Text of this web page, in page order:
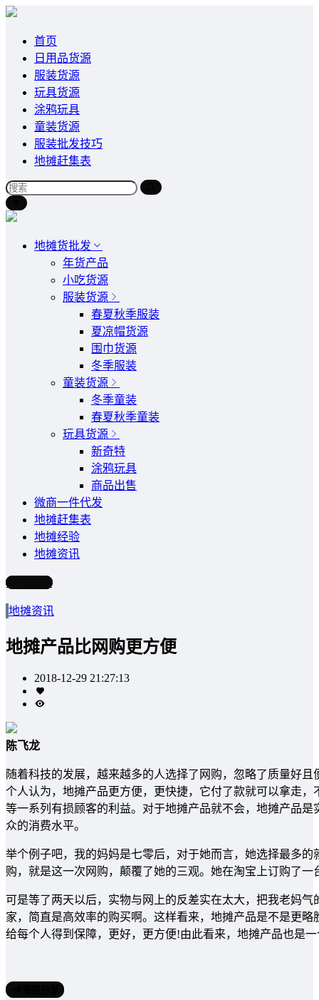
首页
日用品货源
服装货源
玩具货源
涂鸦玩具
童装货源
服装批发技巧
地摊赶集表
地摊货批发
年货产品
小吃货源
服装货源
春夏秋季服装
夏凉帽货源
围巾货源
冬季服装
童装货源
冬季童装
春夏秋季童装
玩具货源
新奇特
涂鸦玩具
商品出售
微商一件代发
地摊赶集表
地摊经验
地摊资讯
写文章
地摊资讯
地摊产品比网购更方便
2018-12-29 21:27:13
陈飞龙
随着科技的发展，越来越多的人选择了网购，忽略了质量好
个人认为，地摊产品更方便，更快捷，它付了款就可以拿走
等一系列有损顾客的利益。对于地摊产品就不会，地摊产品
众的消费水平。
举个例子吧，我的妈妈是七零后，对于她而言，她选择最多
购，就是这一次网购，颠覆了她的三观。她在淘宝上订购了
可是等了两天以后，实物与网上的反差实在太大，把我老妈
家，简直是高效率的购买啊。这样看来，地摊产品是不是更
给每个人得到保障，更好，更方便!由此看来，地摊产品也是